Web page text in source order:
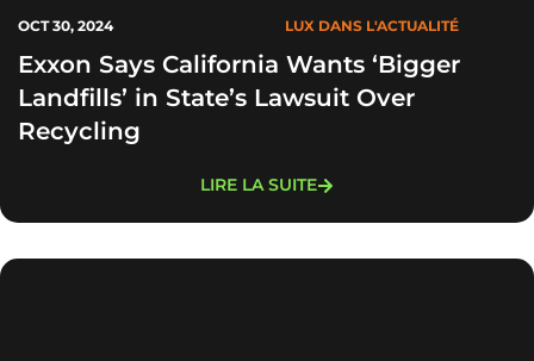
OCT 30, 2024 LUX DANS L'ACTUALITÉ
Exxon Says California Wants ‘Bigger
Landfills’ in State’s Lawsuit Over
Recycling
LIRE LA SUITE